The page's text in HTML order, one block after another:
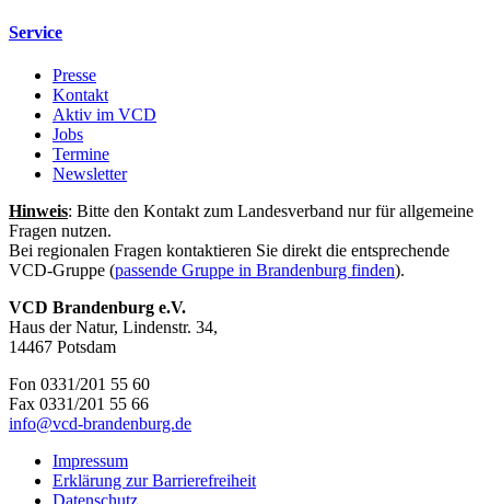
Service
Presse
Kontakt
Aktiv im VCD
Jobs
Termine
Newsletter
Hinweis: Bitte den Kontakt zum Landesverband nur für allgemeine
Fragen nutzen.
Bei regionalen Fragen kontaktieren Sie direkt die entsprechende
VCD-Gruppe (passende Gruppe in Brandenburg finden).
VCD Brandenburg e.V.
Haus der Natur, Lindenstr. 34,
14467 Potsdam
Fon 0331/201 55 60
Fax 0331/201 55 66
info@vcd-brandenburg.de
Impressum
Erklärung zur Barrierefreiheit